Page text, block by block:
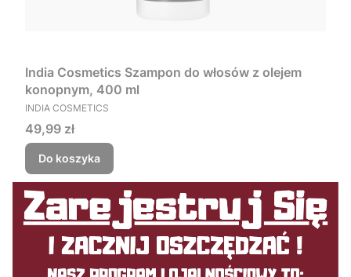
India Cosmetics Szampon do włosów z olejem
konopnym, 400 ml
PRODUCENT
INDIA COSMETICS
Cena
49,99 zł
Do koszyka